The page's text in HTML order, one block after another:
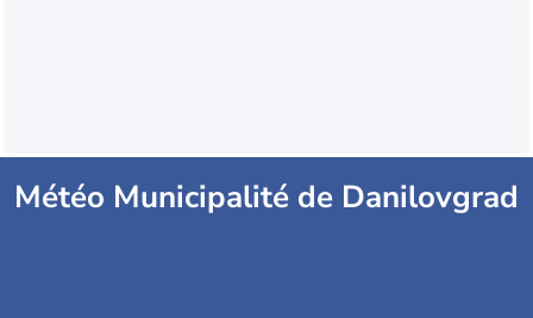
Météo Municipalité de Danilovgrad